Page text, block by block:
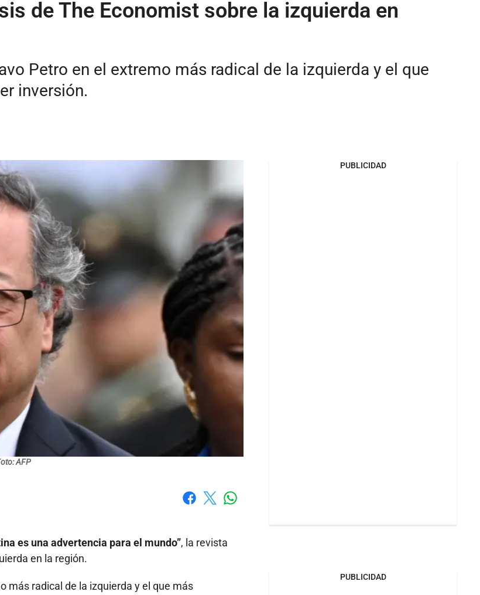
de The Economist sobre la izquierda en
Petro en el extremo más radical de la izquierda y el que
inversión.
AFP
es una advertencia para el mundo”, la revista
en la región.
más radical de la izquierda y el que más
PUBLICIDAD
PUBLICIDAD